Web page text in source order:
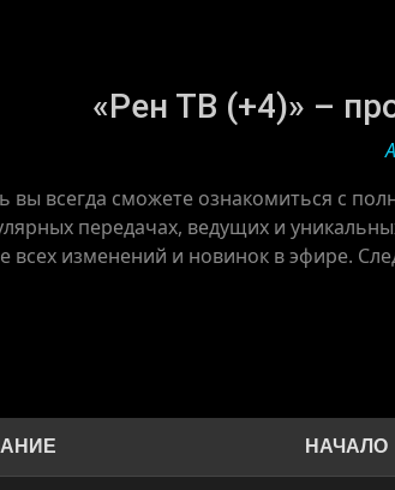
«Рен ТВ (+4)» –
вы всегда сможете ознакомиться с
передачах, ведущих и
всех изменений и новинок в эфире.
НАЧАЛО